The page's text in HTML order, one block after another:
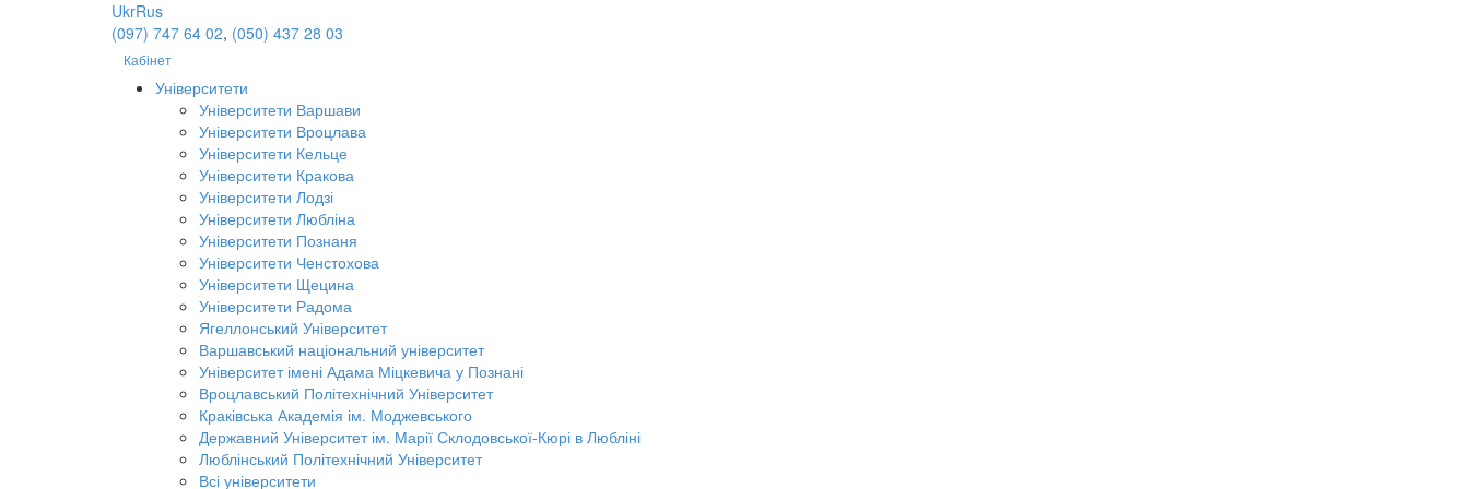
UkrRus
(097) 747 64 02, (050) 437 28 03
Кабінет
Університети
Університети Варшави
Університети Вроцлава
Університети Кельце
Університети Кракова
Університети Лодзі
Університети Любліна
Університети Познаня
Університети Ченстохова
Університети Щецина
Університети Радома
Ягеллонський Університет
Варшавський національний університет
Університет імені Адама Міцкевича у Познані
Вроцлавський Політехнічний Університет
Краківська Академія ім. Моджевського
Державний Університет ім. Марії Склодовської-Кюрі в Любліні
Люблінський Політехнічний Університет
Всі університети